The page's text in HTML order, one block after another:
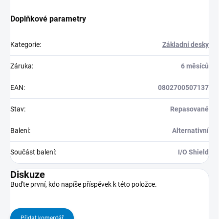
Doplňkové parametry
Kategorie: Základní desky
Záruka: 6 měsíců
EAN: 0802700507137
Stav: Repasované
Balení: Alternativní
Součást balení: I/O Shield
Diskuze
Buďte první, kdo napíše příspěvek k této položce.